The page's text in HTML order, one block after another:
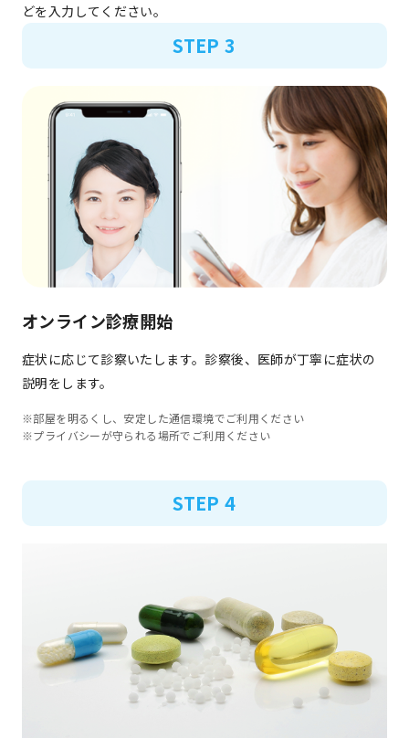
どを入力してください。
STEP 3
オンライン診療開始
症状に応じて診察いたします。診察後、医師が丁寧に症状の
説明をします。
※部屋を明るくし、安定した通信環境でご利用ください
※プライバシーが守られる場所でご利用ください
STEP 4